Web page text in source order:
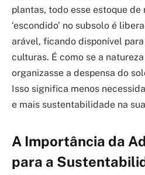
plantas, todo esse estoque de
‘escondido’ no subsolo é
arável, ficando disponível
culturas. É como se a
organizasse a despensa do
Isso significa menos
e mais sustentabilidade na
A Importância da
para a